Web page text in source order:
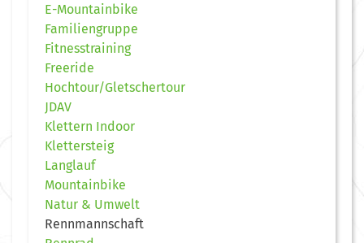
E-Mountainbike
Familiengruppe
Fitnesstraining
Freeride
Hochtour/Gletschertour
JDAV
Klettern Indoor
Klettersteig
Langlauf
Mountainbike
Natur & Umwelt
Rennmannschaft